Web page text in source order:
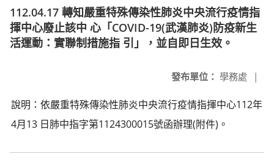
112.04.17 轉知嚴重特殊傳染性肺炎中央流行疫情指
揮中心廢止該中 心「COVID-19(武漢肺炎)防疫新生
活運動：實聯制措施指 引」，並自即日生效。
發布單位： 學務處 |
說明：依嚴重特殊傳染性肺炎中央流行疫情指揮中心112年
4月13 日肺中指字第1124300015號函辦理(附件)。